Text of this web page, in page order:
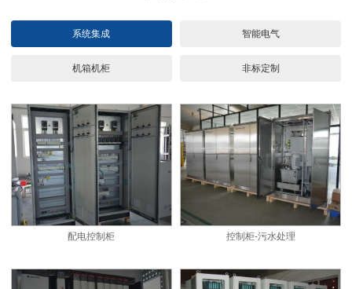
系统集成 智能电气
机箱机柜 非标定制
配电控制柜 控制柜-污水处理